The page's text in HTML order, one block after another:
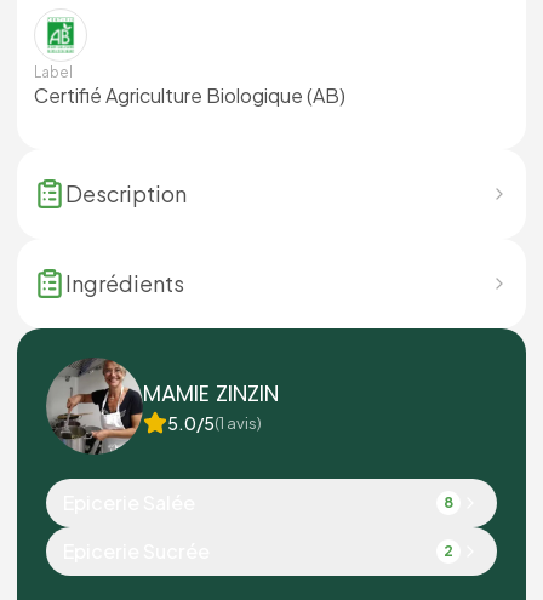
Label
Certifié Agriculture Biologique (AB)
Description
Ingrédients
MAMIE ZINZIN
5.0/5(1 avis)
8
2